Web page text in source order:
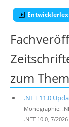
zum
.NET 11.0
Monographie:
.NET 10.0, 7/2026